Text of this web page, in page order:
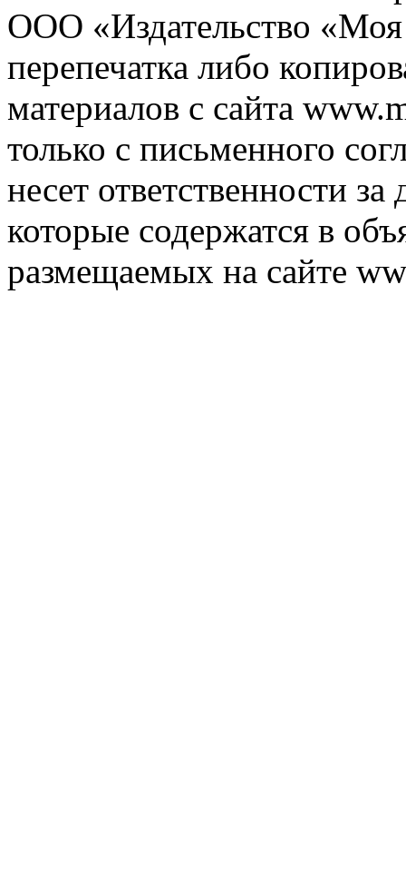
ООО «Издательство
перепечатка либо
материалов с сайта
только с письменного
несет ответственности
которые содержатся в
размещаемых на сайте